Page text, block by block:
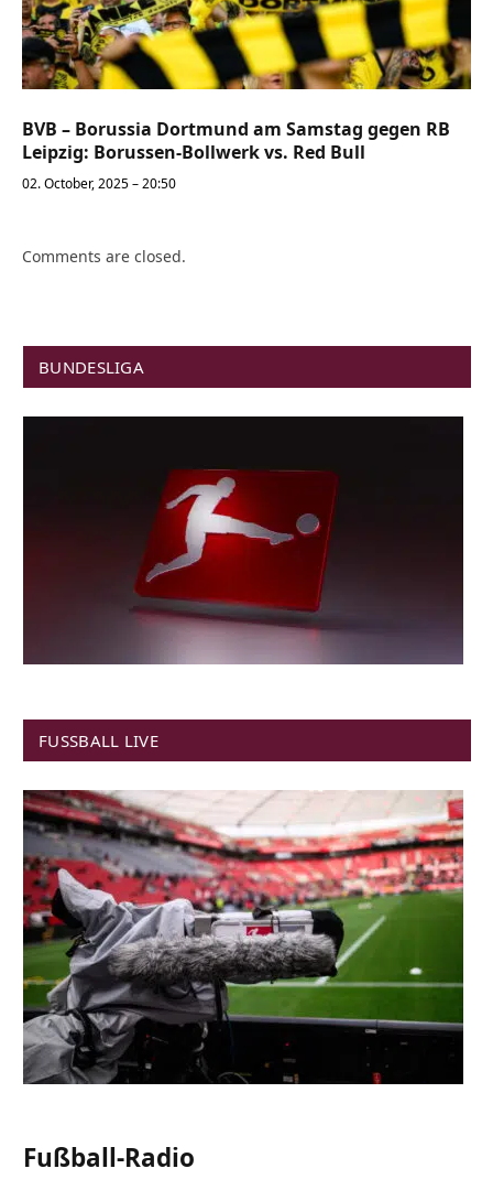
BVB – Borussia Dortmund am Samstag gegen RB
Leipzig: Borussen-Bollwerk vs. Red Bull
02. October, 2025 – 20:50
Comments are closed.
BUNDESLIGA
FUSSBALL LIVE
Fußball-Radio